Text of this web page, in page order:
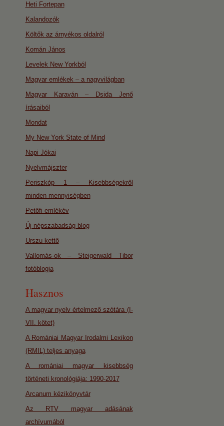
Heti Fortepan
Kalandozók
Költők az árnyékos oldalról
Komán János
Levelek New Yorkból
Magyar emlékek – a nagyvilágban
Magyar Karaván – Dsida Jenő
írásaiból
Mondat
My New York State of Mind
Napi Jókai
Nyelvmájszter
Periszkóp 1 – Kisebbségekről
minden mennyiségben
Petőfi-emlékév
Új népszabadság blog
Urszu kettő
Vallomás-ok – Steigerwald Tibor
fotóblogja
Hasznos
A magyar nyelv értelmező szótára (I-
VII. kötet)
A Romániai Magyar Irodalmi Lexikon
(RMIL) teljes anyaga
A romániai magyar kisebbség
történeti kronológiája: 1990-2017
Arcanum kézikönyvtár
Az RTV magyar adásának
archívumából